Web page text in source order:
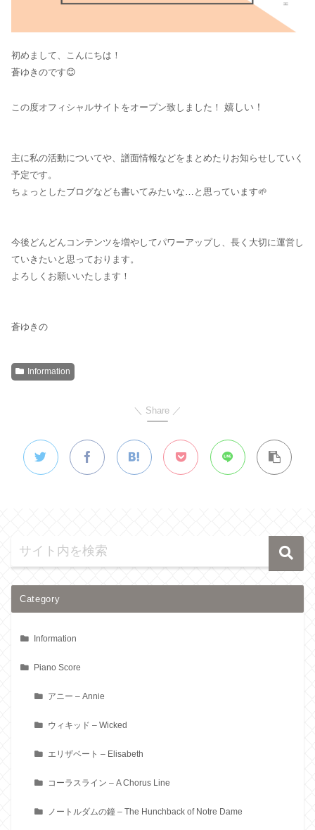
初めまして、こんにちは！
蒼ゆきのです😊
この度オフィシャルサイトをオープン致しました！ 嬉しい！
主に私の活動についてや、譜面情報などをまとめたりお知らせしていく
予定です。
ちょっとしたブログなども書いてみたいな…と思っています🌱
今後どんどんコンテンツを増やしてパワーアップし、長く大切に運営し
ていきたいと思っております。
よろしくお願いいたします！
蒼ゆきの
Information
＼ Share ／
Category
Information
Piano Score
アニー – Annie
ウィキッド – Wicked
エリザベート – Elisabeth
コーラスライン – A Chorus Line
ノートルダムの鐘 – The Hunchback of Notre Dame